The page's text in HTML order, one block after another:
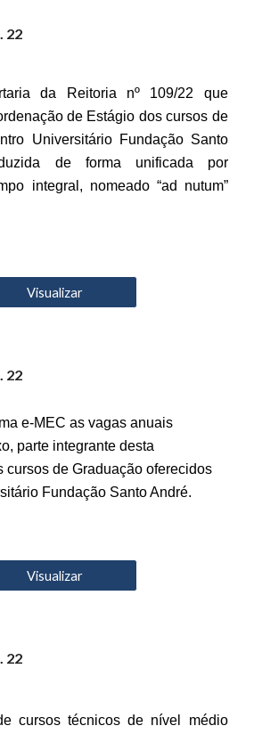
. 22
da Reitoria nº 109/22 que
de Estágio dos cursos de
Universitário Fundação Santo
de forma unificada por
integral, nomeado “ad nutum”
Visualizar
. 22
e-MEC as vagas anuais
parte integrante desta
cursos de Graduação oferecidos
Fundação Santo André.
Visualizar
. 22
cursos técnicos de nível médio